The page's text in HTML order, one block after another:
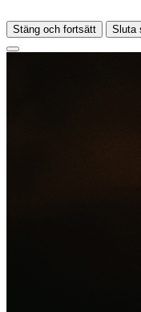
Stäng och fortsätt Sluta